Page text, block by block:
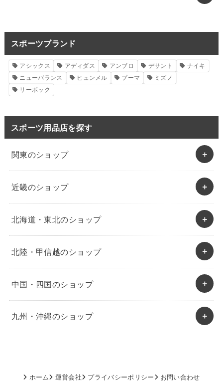
スポーツブランド
アシックス アディダス アンブロ デサント
ナイキ
ニューバランス
ヒュンメル プーマ
ミズノ
リーボック
スポーツ用品店を探す
関東のショップ
近畿のショップ
北海道・東北のショップ
北陸・甲信越のショップ
中国・四国のショップ
九州・沖縄のショップ
ホーム 運営会社 プライバシーポリシー お問い合わせ